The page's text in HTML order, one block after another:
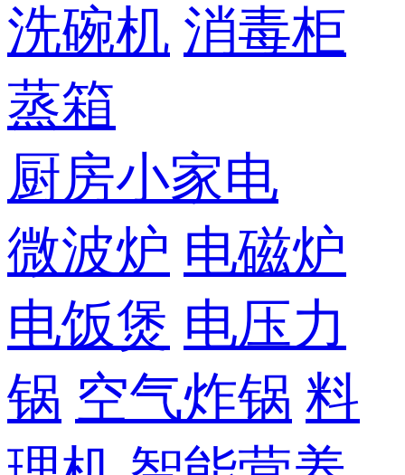
洗碗机 消毒柜
蒸箱
厨房小家电
微波炉 电磁炉
电饭煲 电压力
锅 空气炸锅 料